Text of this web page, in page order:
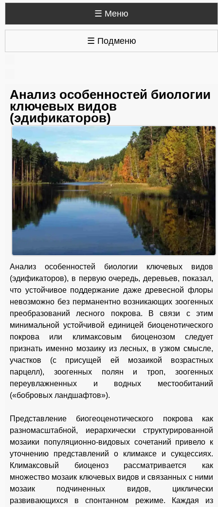
☰ Меню
☰ Подменю
Анализ особенностей биологии
ключевых видов
(эдификаторов)
Анализ особенностей биологии ключевых видов
(эдификаторов), в первую очередь, деревьев, показал,
что устойчивое поддержание даже древесной флоры
невозможно без перманентно возникающих зоогенных
преобразований лесного покрова. В связи с этим
минимальной устойчивой единицей биоценотического
покрова или климаксовым биоценозом следует
признать именно мозаику из лесных, в узком смысле,
участков (с присущей ей мозаикой возрастных
парцелл), зоогенных полян и троп, зоогенных
переувлажненных и водных местообитаний
(«бобровых ландшафтов»).
Представление биогеоценотического покрова как
разномасштабной, иерархически структурированной
мозаики популяционно-видовых сочетаний привело к
уточнению представлений о климаксе и сукцессиях.
Климаксовый биоценоз рассматривается как
множество мозаик ключевых видов и связанных с ними
мозаик подчиненных видов, циклически
развивающихся в спонтанном режиме. Каждая из